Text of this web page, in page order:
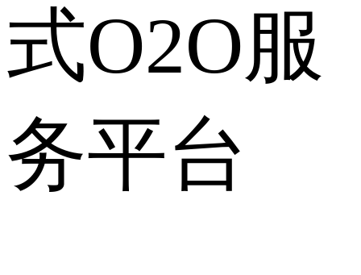
式O2O服
务平台